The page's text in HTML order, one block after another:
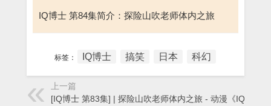
IQ博士 第84集简介：探险山吹老师体内之旅
标签： IQ博士 搞笑 日本 科幻
上一篇
[IQ博士 第83集] | 探险山吹老师体内之旅 - 动漫《IQ博